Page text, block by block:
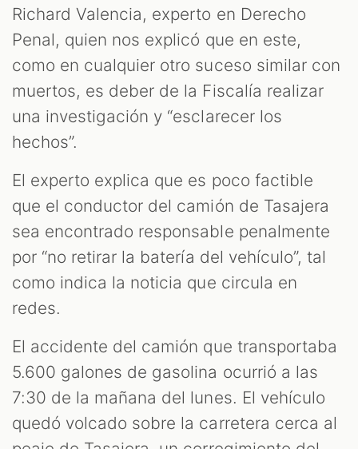
Richard Valencia, experto en Derecho
Penal, quien nos explicó que en este,
como en cualquier otro suceso similar con
muertos, es deber de la Fiscalía realizar
una investigación y “esclarecer los
hechos”.
El experto explica que es poco factible
que el conductor del camión de Tasajera
sea encontrado responsable penalmente
por “no retirar la batería del vehículo”, tal
como indica la noticia que circula en
redes.
El accidente del camión que transportaba
5.600 galones de gasolina ocurrió a las
7:30 de la mañana del lunes. El vehículo
quedó volcado sobre la carretera cerca al